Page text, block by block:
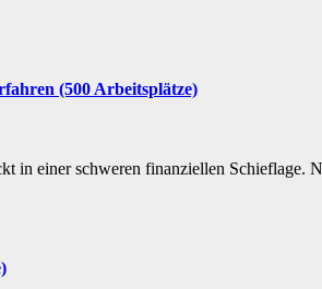
(500 Arbeitsplätze)
in einer schweren finanziellen